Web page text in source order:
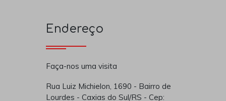
Endereço
Faça-nos uma visita
Rua Luiz Michielon, 1690 - Bairro de
Lourdes - Caxias do Sul/RS - Cep: